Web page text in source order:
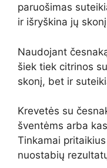
paruošimas
ir išryškina jų
Naudojant
šiek tiek citrinos
skonį, bet ir
Krevetės su
šventėms arba
Tinkamai
nuostabių